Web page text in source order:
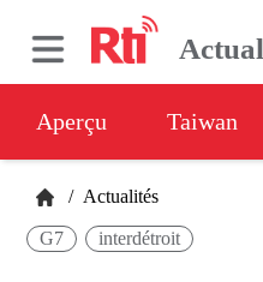
Aperçu Taiwan
/ Actualités
G7 interdétroit